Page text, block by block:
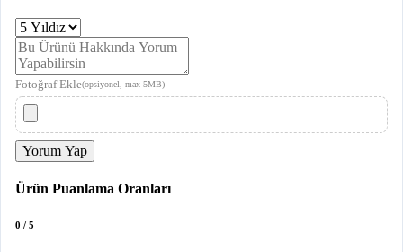
Fotoğraf Ekle(opsiyonel, max 5MB)
Yorum Yap
Ürün Puanlama Oranları
0 / 5